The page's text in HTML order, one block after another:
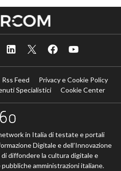
Rss Feed
Privacy e Cookie Policy
Specialistici
Cookie Center
in Italia di testate e portali
Digitale e dell’Innovazione
diffondere la cultura digitale e
amministrazioni italiane.